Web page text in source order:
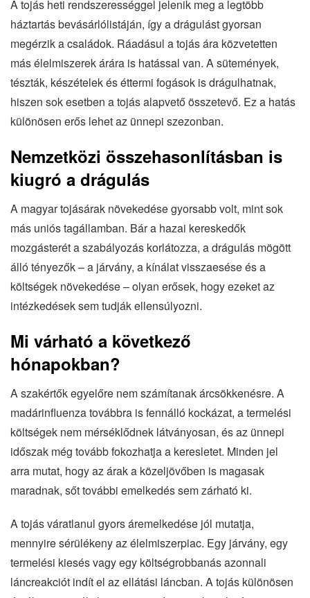
A tojás heti rendszerességgel jelenik meg a legtöbb
háztartás bevásárlólistáján, így a drágulást gyorsan
megérzik a családok. Ráadásul a tojás ára közvetetten
más élelmiszerek árára is hatással van. A sütemények,
tészták, készételek és éttermi fogások is drágulhatnak,
hiszen sok esetben a tojás alapvető összetevő. Ez a hatás
különösen erős lehet az ünnepi szezonban.
Nemzetközi összehasonlításban is
kiugró a drágulás
A magyar tojásárak növekedése gyorsabb volt, mint sok
más uniós tagállamban. Bár a hazai kereskedők
mozgásterét a szabályozás korlátozza, a drágulás mögött
álló tényezők – a járvány, a kínálat visszaesése és a
költségek növekedése – olyan erősek, hogy ezeket az
intézkedések sem tudják ellensúlyozni.
Mi várható a következő
hónapokban?
A szakértők egyelőre nem számítanak árcsökkenésre. A
madárinfluenza továbbra is fennálló kockázat, a termelési
költségek nem mérséklődnek látványosan, és az ünnepi
időszak még tovább fokozhatja a keresletet. Minden jel
arra mutat, hogy az árak a közeljövőben is magasak
maradnak, sőt további emelkedés sem zárható ki.
A tojás váratlanul gyors áremelkedése jól mutatja,
mennyire sérülékeny az élelmiszerpiac. Egy járvány, egy
termelési kiesés vagy egy költségrobbanás azonnali
láncreakciót indít el az ellátási láncban. A tojás különösen